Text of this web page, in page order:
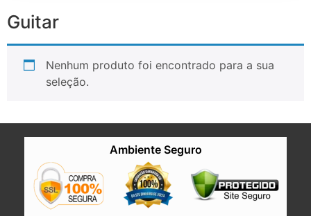
Guitar
Nenhum produto foi encontrado para a sua
seleção.
Ambiente Seguro